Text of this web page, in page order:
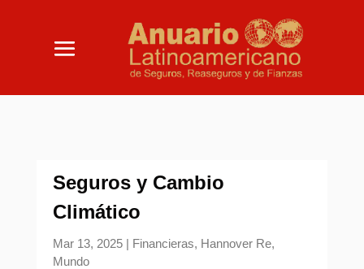
Seguros y Cambio
Climático
Mar 13, 2025| Financieras, Hannover Re,
Mundo